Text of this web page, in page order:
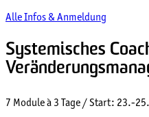
Alle Infos & Anmeldung
Systemisches
7 Module à 3 Tage / Start: 23.-